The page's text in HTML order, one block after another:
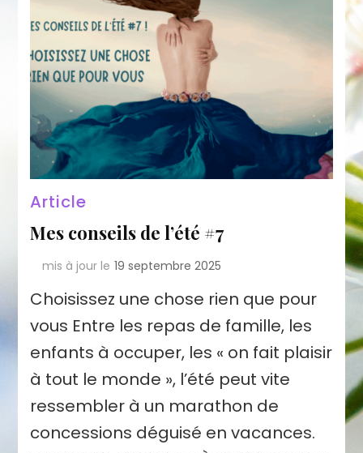
Article
Mes conseils de l’été #7
mis à jour le 19 septembre 2025
Choisissez une chose rien que pour
vous Entre les repas de famille, les
enfants à occuper, les « on fait plaisir
à tout le monde », l’été peut vite
ressembler à un marathon de
concessions déguisé en vacances.